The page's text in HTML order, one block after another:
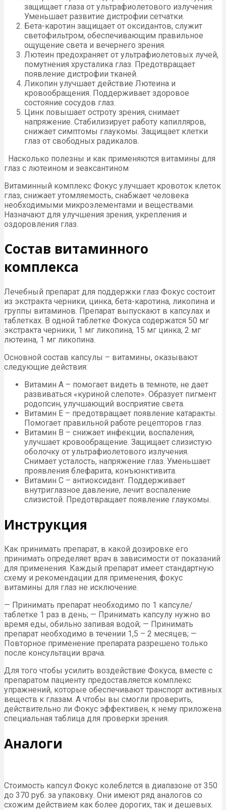
защищает глаза от ультрафиолетового излучения.
Уменьшает развитие дистрофии сетчатки.
Бета-каротин защищает от оксидантов, служит
светофильтром, обеспечивающим правильное
ощущение света и вечернего зрения.
Лютеин предохраняет от ультрафиолетовых лучей,
помутнения хрусталика глаз. Предотвращает
появление дистрофии тканей.
Ликопин улучшает действие Лютеина и
кровообращения. Поддерживает здоровое
состояние сосудов глаз.
Цинк повышает остроту зрения, снимает
напряжение. Стабилизирует работу капилляров,
снижает симптомы глаукомы. Защищает клетки
глаз от свободных радикалов.
Насколько полезны и как применяются витамины для
глаз с лютеином и зеаксантином
Витаминный комплекс Фокус улучшает кровоток клеток
глаз, снижает утомляемость, снабжает человека
необходимыми микроэлементами и веществами.
Назначают для улучшения зрения, укрепления и
оздоровления глаз.
Состав витаминного
комплекса
Лечебный препарат для поддержки глаз Фокус состоит
из экстракта черники, цинка, бета-каротина, ликопина и
группы витаминов. Препарат выпускают в капсулах и
таблетках. В одной таблетке Фокуса содержатся 50 мг
экстракта черники, 1 мг ликопина, 15 мг цинка, 2 мг
лютеина, 1 мг ликопина.
Основной состав капсулы – витамины, оказывают
следующие действия:
Витамин А – помогает видеть в темноте, не дает
развиваться «куриной слепоте». Образует пигмент
родопсин, улучшающий восприятие света.
Витамин Е – предотвращает появление катаракты.
Помогает правильной работе рецепторов глаз.
Витамин В – снижает инфекции, воспаления,
улучшает кровообращение. Защищает слизистую
оболочку от ультрафиолетового излучения.
Снимает усталость, напряжение глаз. Уменьшает
проявления блефарита, конъюнктивита.
Витамин С – антиоксидант. Поддерживает
внутриглазное давление, лечит воспаление
слизистой. Предотвращает появление глаукомы.
Инструкция
Как принимать препарат, в какой дозировке его
принимать определяет врач в зависимости от показаний
для применения. Каждый препарат имеет стандартную
схему и рекомендации для применения, фокус
витамины для глаз не исключение.
— Принимать препарат необходимо по 1 капсуле/
таблетке 1 раз в день; — Принимать капсулу нужно во
время еды, обильно запивая водой; — Принимать
препарат необходимо в течении 1,5 – 2 месяцев; —
Повторное применение препарата разрешено только
после консультации врача.
Для того чтобы усилить воздействие Фокуса, вместе с
препаратом пациенту предоставляется комплекс
упражнений, которые обеспечивают транспорт активных
веществ к глазам. А чтобы вы смогли проверить,
действительно ли Фокус эффективен, к нему приложена
специальная таблица для проверки зрения.
Аналоги
Стоимость капсул Фокус колеблется в диапазоне от 350
до 370 руб. за упаковку. Они имеют ряд аналогов со
схожим действием как более дорогих, так и дешевых.